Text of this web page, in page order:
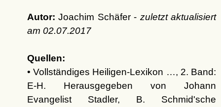
Autor: Joachim Schäfer - zuletzt aktualisiert
am 02.07.2017
Quellen:
• Vollständiges Heiligen-Lexikon …, 2. Band:
E-H. Herausgegeben von Johann
Evangelist Stadler, B. Schmid'sche